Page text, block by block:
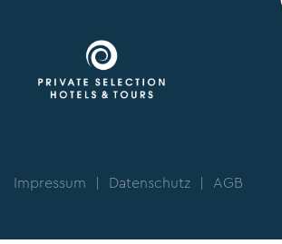
Impressum | Datenschutz | AGB